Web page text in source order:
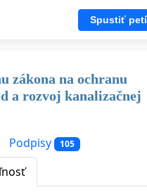
Spustiť
zákona na ochranu
a rozvoj kanalizačnej
Podpisy 105